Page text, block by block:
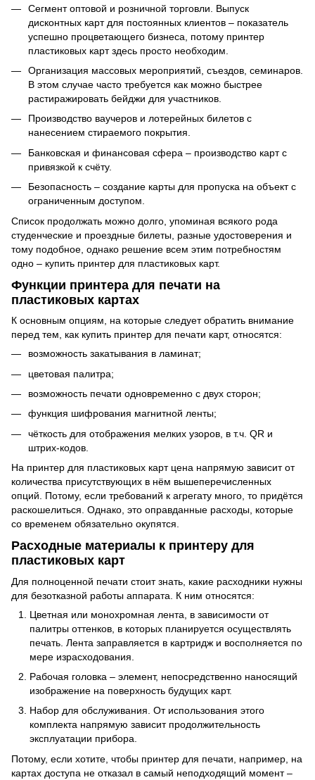
Сегмент оптовой и розничной торговли. Выпуск
дисконтных карт для постоянных клиентов – показатель
успешно процветающего бизнеса, потому принтер
пластиковых карт здесь просто необходим.
Организация массовых мероприятий, съездов, семинаров.
В этом случае часто требуется как можно быстрее
растиражировать бейджи для участников.
Производство ваучеров и лотерейных билетов с
нанесением стираемого покрытия.
Банковская и финансовая сфера – производство карт с
привязкой к счёту.
Безопасность – создание карты для пропуска на объект с
ограниченным доступом.
Список продолжать можно долго, упоминая всякого рода
студенческие и проездные билеты, разные удостоверения и
тому подобное, однако решение всем этим потребностям
одно – купить принтер для пластиковых карт.
Функции принтера для печати на
пластиковых картах
К основным опциям, на которые следует обратить внимание
перед тем, как купить принтер для печати карт, относятся:
возможность закатывания в ламинат;
цветовая палитра;
возможность печати одновременно с двух сторон;
функция шифрования магнитной ленты;
чёткость для отображения мелких узоров, в т.ч. QR и
штрих-кодов.
На принтер для пластиковых карт цена напрямую зависит от
количества присутствующих в нём вышеперечисленных
опций. Потому, если требований к агрегату много, то придётся
раскошелиться. Однако, это оправданные расходы, которые
со временем обязательно окупятся.
Расходные материалы к принтеру для
пластиковых карт
Для полноценной печати стоит знать, какие расходники нужны
для безотказной работы аппарата. К ним относятся:
Цветная или монохромная лента, в зависимости от
палитры оттенков, в которых планируется осуществлять
печать. Лента заправляется в картридж и восполняется по
мере израсходования.
Рабочая головка – элемент, непосредственно наносящий
изображение на поверхность будущих карт.
Набор для обслуживания. От использования этого
комплекта напрямую зависит продолжительность
эксплуатации прибора.
Потому, если хотите, чтобы принтер для печати, например, на
картах доступа не отказал в самый неподходящий момент –